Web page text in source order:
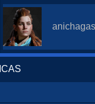
anichagas_